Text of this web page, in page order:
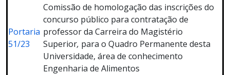
Portaria
51/23
Comissão de homologação das inscrições do
concurso público para contratação de
professor da Carreira do Magistério
Superior, para o Quadro Permanente desta
Universidade, área de conhecimento
Engenharia de Alimentos